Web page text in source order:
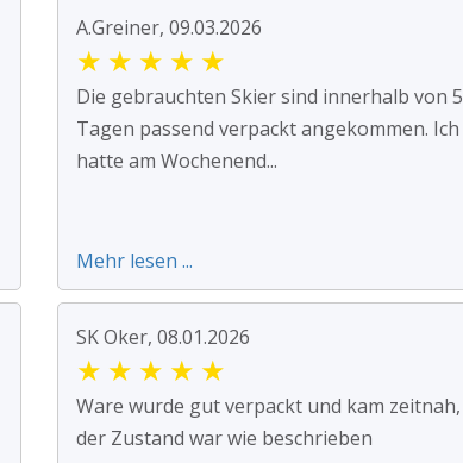
A.Greiner, 09.03.2026
★ ★ ★ ★ ★
Die gebrauchten Skier sind innerhalb von 5
Tagen passend verpackt angekommen. Ich
hatte am Wochenend...
Mehr lesen ...
SK Oker, 08.01.2026
★ ★ ★ ★ ★
Ware wurde gut verpackt und kam zeitnah,
der Zustand war wie beschrieben